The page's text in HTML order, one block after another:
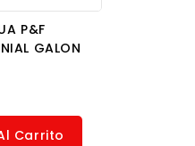
P&F
GALON
Carrito